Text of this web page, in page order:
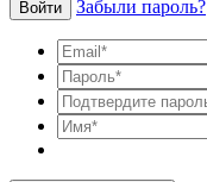
Войти Забыли пароль?